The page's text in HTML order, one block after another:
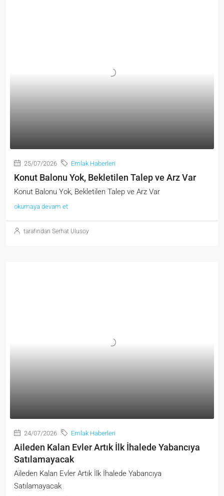
25/07/2026 Emlak Haberleri
Konut Balonu Yok, Bekletilen Talep ve Arz Var
Konut Balonu Yok, Bekletilen Talep ve Arz Var
okumaya devam et
tarafından Serhat Ulusoy
24/07/2026 Emlak Haberleri
Aileden Kalan Evler Artık İlk İhalede Yabancıya
Satılamayacak
Aileden Kalan Evler Artık İlk İhalede Yabancıya
Satılamayacak